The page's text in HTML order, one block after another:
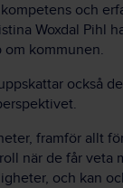
och
Woxdal Pihl
om kommunen.
också
framför allt
när de får veta
och kan